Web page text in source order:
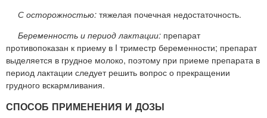
С осторожностью: тяжелая почечная недостаточность.
Беременность и период лактации: препарат
противопоказан к приему в I триместр беременности; препарат
выделяется в грудное молоко, поэтому при приеме препарата в
период лактации следует решить вопрос о прекращении
грудного вскармливания.
СПОСОБ ПРИМЕНЕНИЯ И ДОЗЫ